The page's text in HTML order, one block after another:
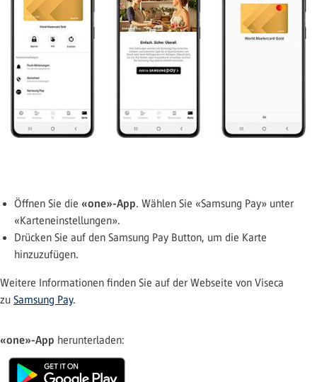
Öffnen Sie die «one»-App. Wählen Sie «Samsung Pay» unter
«Karteneinstellungen».
Drücken Sie auf den Samsung Pay Button, um die Karte
hinzuzufügen.
Weitere Informationen finden Sie auf der Webseite von Viseca
zu Samsung Pay.
«one»-App herunterladen: